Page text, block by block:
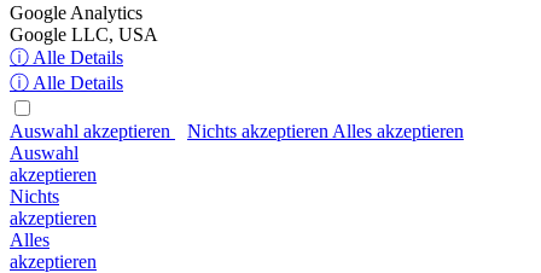
Google Analytics
Google LLC, USA
ⓘ Alle Details
ⓘ Alle Details
Auswahl akzeptieren Nichts akzeptieren Alles akzeptieren
Auswahl
akzeptieren
Nichts
akzeptieren
Alles
akzeptieren